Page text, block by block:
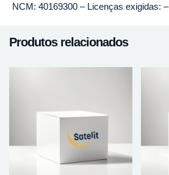
NCM: 40169300 – Licenças exigidas: –
Produtos relacionados